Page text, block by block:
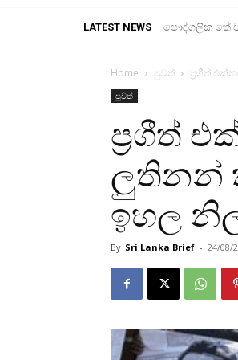
LATEST NEWS පෞද්ගලික තේ
Home පුවත් ප්‍රගීත්
පුවත්
ප්‍රගීත්
ලුතිනන්
ඉහල
By Sri Lanka Brief - 24/08/